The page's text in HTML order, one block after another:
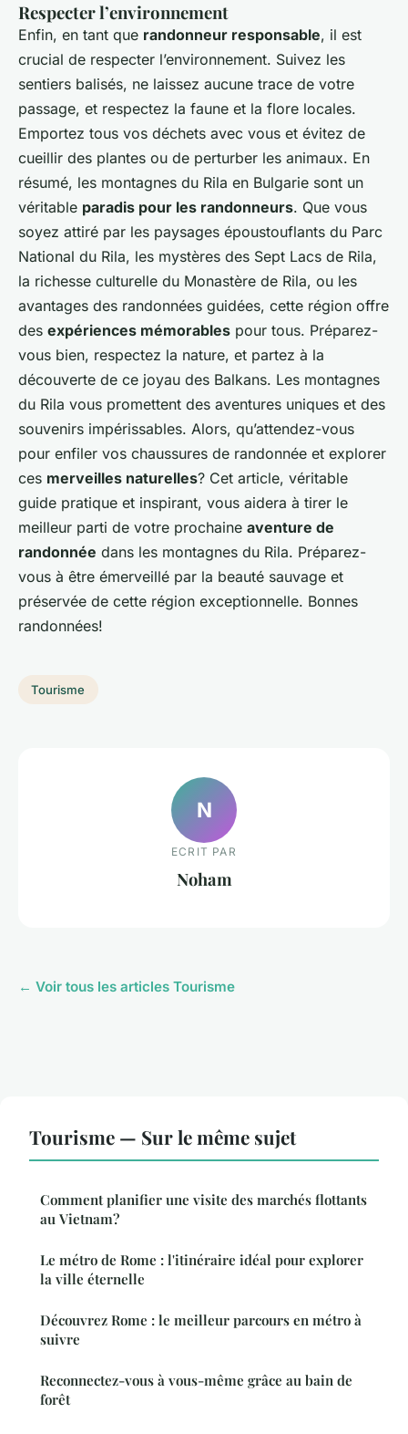
Respecter l’environnement
Enfin, en tant que randonneur responsable, il est
crucial de respecter l’environnement. Suivez les
sentiers balisés, ne laissez aucune trace de votre
passage, et respectez la faune et la flore locales.
Emportez tous vos déchets avec vous et évitez de
cueillir des plantes ou de perturber les animaux. En
résumé, les montagnes du Rila en Bulgarie sont un
véritable paradis pour les randonneurs. Que vous
soyez attiré par les paysages époustouflants du Parc
National du Rila, les mystères des Sept Lacs de Rila,
la richesse culturelle du Monastère de Rila, ou les
avantages des randonnées guidées, cette région offre
des expériences mémorables pour tous. Préparez-
vous bien, respectez la nature, et partez à la
découverte de ce joyau des Balkans. Les montagnes
du Rila vous promettent des aventures uniques et des
souvenirs impérissables. Alors, qu’attendez-vous
pour enfiler vos chaussures de randonnée et explorer
ces merveilles naturelles? Cet article, véritable
guide pratique et inspirant, vous aidera à tirer le
meilleur parti de votre prochaine aventure de
randonnée dans les montagnes du Rila. Préparez-
vous à être émerveillé par la beauté sauvage et
préservée de cette région exceptionnelle. Bonnes
randonnées!
Tourisme
N
ECRIT PAR
Noham
← Voir tous les articles Tourisme
Tourisme — Sur le même sujet
Comment planifier une visite des marchés flottants
au Vietnam?
Le métro de Rome : l'itinéraire idéal pour explorer
la ville éternelle
Découvrez Rome : le meilleur parcours en métro à
suivre
Reconnectez-vous à vous-même grâce au bain de
forêt